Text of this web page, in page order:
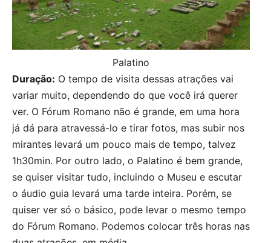
Palatino
Duração: O tempo de visita dessas atrações vai
variar muito, dependendo do que você irá querer
ver. O Fórum Romano não é grande, em uma hora
já dá para atravessá-lo e tirar fotos, mas subir nos
mirantes levará um pouco mais de tempo, talvez
1h30min. Por outro lado, o Palatino é bem grande,
se quiser visitar tudo, incluindo o Museu e escutar
o áudio guia levará uma tarde inteira. Porém, se
quiser ver só o básico, pode levar o mesmo tempo
do Fórum Romano. Podemos colocar três horas nas